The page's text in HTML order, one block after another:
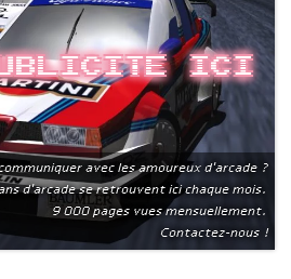
ici
avec les amoureux d'arcade ?
d'arcade se retrouvent ici chaque mois.
9 000 pages vues mensuellement.
Contactez-nous !